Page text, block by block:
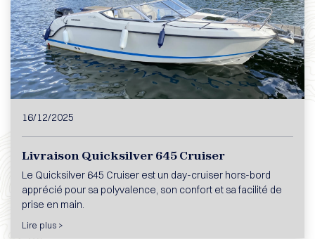
16/12/2025
Livraison Quicksilver 645 Cruiser
Le Quicksilver 645 Cruiser est un day-cruiser hors-bord
apprécié pour sa polyvalence, son confort et sa facilité de
prise en main.
Lire plus >